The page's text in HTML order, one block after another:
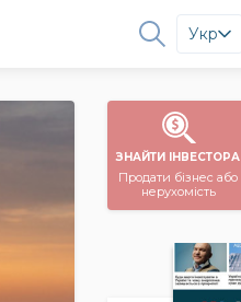
Укр
ЗНАЙТИ ІНВЕСТОРА
Продати бізнес або
нерухомість